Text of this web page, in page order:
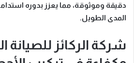
دقيقة وموثوقة، مما يعزز بدوره
المدى الطويل.
شركة الركائز للصيانة